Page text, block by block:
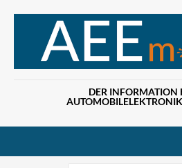
DER INFORMATION